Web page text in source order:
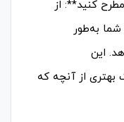
کنید**: از
به‌طور
این
از آنچه که